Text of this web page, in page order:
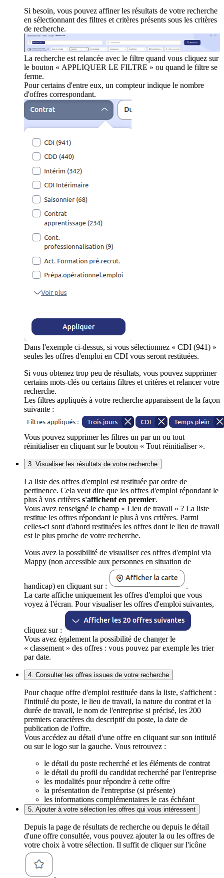
Si besoin, vous pouvez affiner les résultats de votre recherche
en sélectionnant des filtres et critères présents sous les critères
de recherche.
La recherche est relancée avec le filtre quand vous cliquez sur
le bouton « APPLIQUER LE FILTRE » ou quand le filtre se
ferme.
Pour certains d'entre eux, un compteur indique le nombre
d'offres correspondant.
Dans l'exemple ci-dessus, si vous sélectionnez « CDI (941) »
seules les offres d'emploi en CDI vous seront restituées.
Si vous obtenez trop peu de résultats, vous pouvez supprimer
certains mots-clés ou certains filtres et critères et relancer votre
recherche.
Les filtres appliqués à votre recherche apparaissent de la façon
suivante :
Vous pouvez supprimer les filtres un par un ou tout
réinitialiser en cliquant sur le bouton « Tout réinitialiser ».
3. Visualiser les résultats de votre recherche
La liste des offres d'emploi est restituée par ordre de
pertinence. Cela veut dire que les offres d'emploi répondant le
plus à vos critères s'affichent en premier.
Vous avez renseigné le champ « Lieu de travail » ? La liste
restitue les offres répondant le plus à vos critères. Parmi
celles-ci sont d'abord restituées les offres dont le lieu de travail
est le plus proche de votre recherche.
Vous avez la possibilité de visualiser ces offres d'emploi via
Mappy (non accessible aux personnes en situation de
handicap) en cliquant sur :
.
La carte affiche uniquement les offres d'emploi que vous
voyez à l'écran. Pour visualiser les offres d'emploi suivantes,
cliquez sur :
Vous avez également la possibilité de changer le
« classement » des offres : vous pouvez par exemple les trier
par date.
4. Consulter les offres issues de votre recherche
Pour chaque offre d'emploi restituée dans la liste, s'affichent :
l'intitulé du poste, le lieu de travail, la nature du contrat et la
durée de travail, le nom de l'entreprise si précisé, les 200
premiers caractères du descriptif du poste, la date de
publication de l'offre.
Vous accédez au détail d'une offre en cliquant sur son intitulé
ou sur le logo sur la gauche. Vous retrouvez :
le détail du poste recherché et les éléments de contrat
le détail du profil du candidat recherché par l'entreprise
les modalités pour répondre à cette offre
la présentation de l'entreprise (si présente)
les informations complémentaires le cas échéant
5. Ajouter à votre sélection les offres qui vous intéressent
Depuis la page de résultats de recherche ou depuis le détail
d'une offre consultée, vous pouvez ajouter la ou les offres de
votre choix à votre sélection. Il suffit de cliquer sur l'icône
.